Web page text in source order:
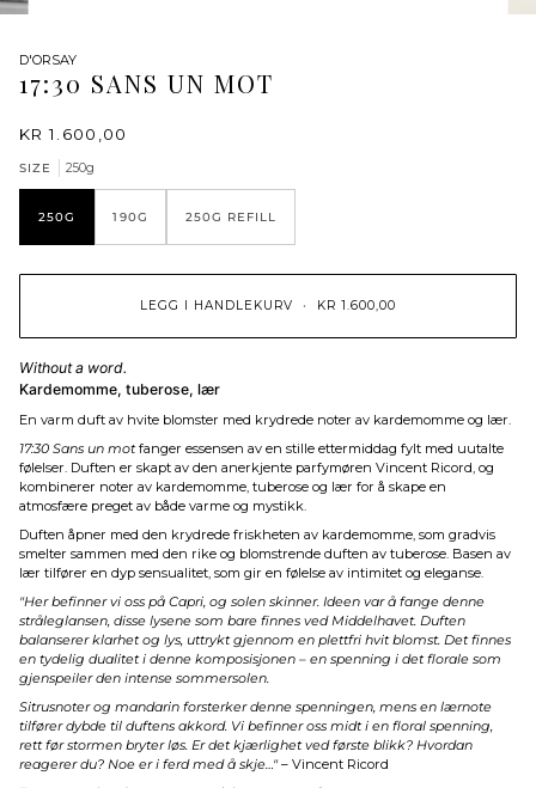
D'ORSAY
17:30 SANS UN MOT
KR 1.600,00
SIZE 250g
250G 190G 250G REFILL
LEGG I HANDLEKURV • KR 1.600,00
Without a word.
Kardemomme, tuberose, lær
En varm duft av hvite blomster med krydrede noter av kardemomme og lær.
17:30 Sans un motfanger essensen av en stille ettermiddag fylt med uutalte
følelser. Duften er skapt av den anerkjente parfymøren Vincent Ricord, og
kombinerer noter av kardemomme, tuberose og lær for å skape en
atmosfære preget av både varme og mystikk.
Duften åpner med den krydrede friskheten av kardemomme, som gradvis
smelter sammen med den rike og blomstrende duften av tuberose. Basen av
lær tilfører en dyp sensualitet, som gir en følelse av intimitet og eleganse.
"Her befinner vi oss på Capri, og solen skinner. Ideen var å fange denne
stråleglansen, disse lysene som bare finnes ved Middelhavet. Duften
balanserer klarhet og lys, uttrykt gjennom en plettfri hvit blomst. Det finnes
en tydelig dualitet i denne komposisjonen – en spenning i det florale som
gjenspeiler den intense sommersolen.
Sitrusnoter og mandarin forsterker denne spenningen, mens en lærnote
tilfører dybde til duftens akkord. Vi befinner oss midt i en floral spenning,
rett før stormen bryter løs. Er det kjærlighet ved første blikk? Hvordan
reagerer du? Noe er i ferd med å skje…"– Vincent Ricord